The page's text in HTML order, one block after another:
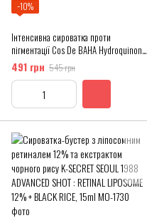
−10%
Інтенсивна сироватка проти
пігментації Cos De BAHA Hydroquinone
Brightening Serum (HB) 30 ml
491 грн 545 грн